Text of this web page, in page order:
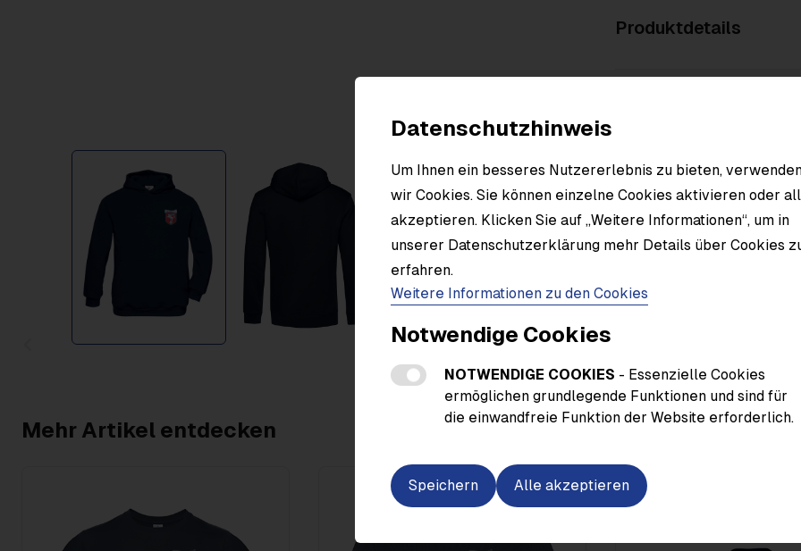
Datenschutzhinweis
Um Ihnen ein besseres Nutzererlebnis zu bieten,
wir Cookies. Sie können einzelne Cookies aktivieren oder
akzeptieren. Klicken Sie auf „Weitere Informationen“, um in
unserer Datenschutzerklärung mehr Details über Cookies
erfahren.
Weitere Informationen zu den Cookies
Notwendige Cookies
NOTWENDIGE COOKIES - Essenzielle Cookies
ermöglichen grundlegende Funktionen und sind für
die einwandfreie Funktion der Website erforderlich.
Speichern Alle akzeptieren
Produktdetails
Mehr Artikel entdecken